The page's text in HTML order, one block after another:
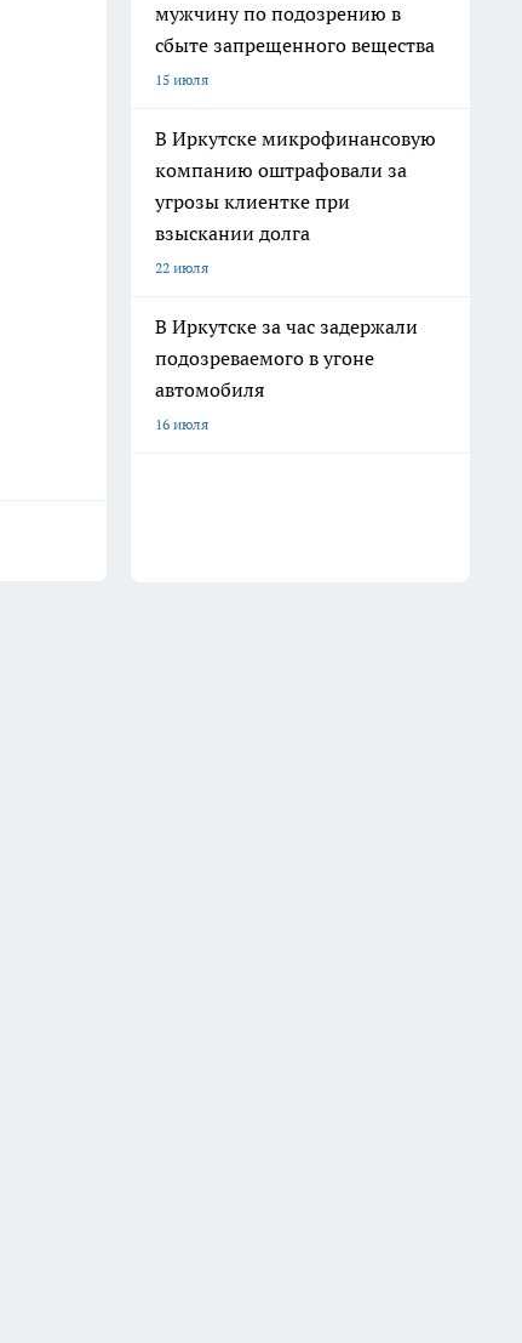
мужчину по подозрению в
сбыте запрещенного вещества
15 июля
В Иркутске микрофинансовую
компанию оштрафовали за
угрозы клиентке при
взыскании долга
22 июля
В Иркутске за час задержали
подозреваемого в угоне
автомобиля
16 июля